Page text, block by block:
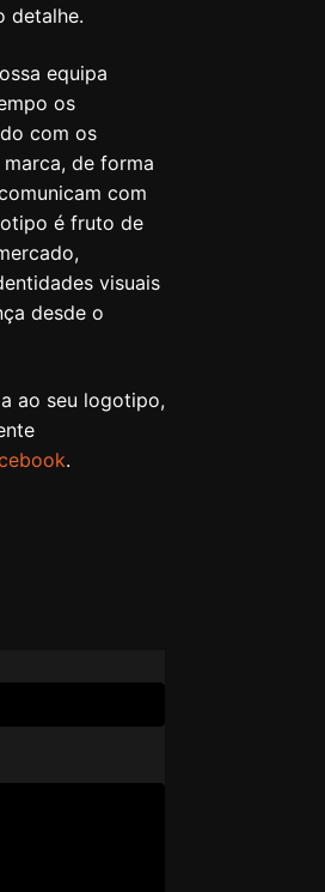
detalhe.
equipa
os
com os
de forma
com
é fruto de
visuais
desde o
ao seu logotipo,
.